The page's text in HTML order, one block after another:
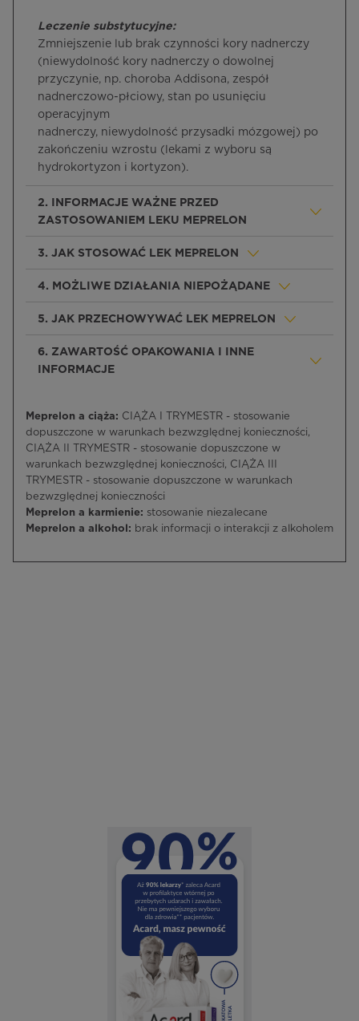
Leczenie substytucyjne:
Zmniejszenie lub brak czynności kory nadnerczy
(niewydolność kory nadnerczy o dowolnej
przyczynie, np. choroba Addisona, zespół
nadnerczowo-płciowy, stan po usunięciu
operacyjnym
nadnerczy, niewydolność przysadki mózgowej) po
zakończeniu wzrostu (lekami z wyboru są
hydrokortyzon i kortyzon).
2. INFORMACJE WAŻNE PRZED
ZASTOSOWANIEM LEKU MEPRELON
3. JAK STOSOWAĆ LEK MEPRELON
4. MOŻLIWE DZIAŁANIA NIEPOŻĄDANE
5. JAK PRZECHOWYWAĆ LEK MEPRELON
6. ZAWARTOŚĆ OPAKOWANIA I INNE
INFORMACJE
Meprelon a ciąża: CIĄŻA I TRYMESTR - stosowanie
dopuszczone w warunkach bezwzględnej konieczności,
CIĄŻA II TRYMESTR - stosowanie dopuszczone w
warunkach bezwzględnej konieczności, CIĄŻA III
TRYMESTR - stosowanie dopuszczone w warunkach
bezwzględnej konieczności
Meprelon a karmienie: stosowanie niezalecane
Meprelon a alkohol: brak informacji o interakcji z alkoholem